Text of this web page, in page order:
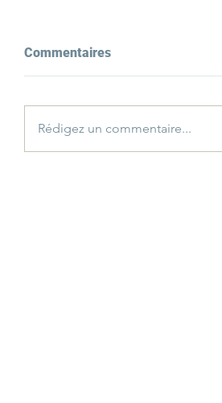
Commentaires
Rédigez un commentaire...